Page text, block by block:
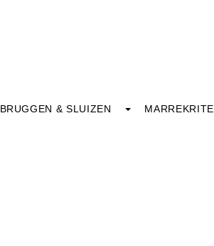
BRUGGEN & SLUIZEN MARREKRITE